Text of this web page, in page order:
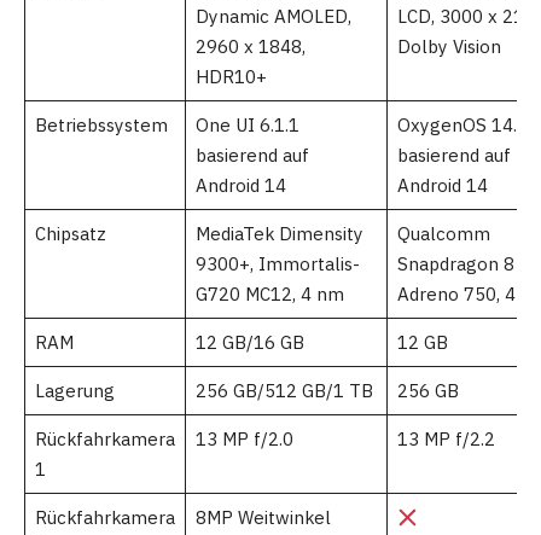
Dynamic AMOLED,
2960 x 1848,
HDR10+
LCD, 3000 x
Dolby Vision
Betriebssystem
One UI 6.1.1
basierend auf
Android 14
OxygenOS 14.1
basierend auf
Android 14
Chipsatz
MediaTek Dimensity
9300+, Immortalis-
G720 MC12, 4 nm
Qualcomm
Snapdragon 8
Adreno 750, 4
RAM 12 GB/16 GB 12 GB
Lagerung 256 GB/512 GB/1 TB 256 GB
Rückfahrkamera
1
13 MP f/2.0 13 MP f/2.2
Rückfahrkamera
8MP Weitwinkel